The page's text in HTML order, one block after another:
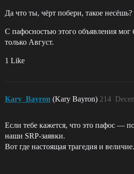
Да что ты, чёрт побери, такое несёшь?
С пафосностью этого объявления мог
только Август.
1 Like
Kary_Bayron (Kary Bayron) 214
Если тебе кажется, что это пафос —
наши SRP-заявки.
Вот где настоящая трагедия и величие.